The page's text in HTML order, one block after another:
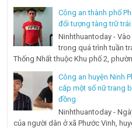
Công an thành phố
đối tượng tàng trữ
Ninhthuantoday -
trong quá trình tuần
Thống Nhất thuộc Khu phố 2,
Công an huyện Ninh
cắp một số nữ trang
đồng
Ninhthuantoday -
của người dân ở xã Phước Vinh,